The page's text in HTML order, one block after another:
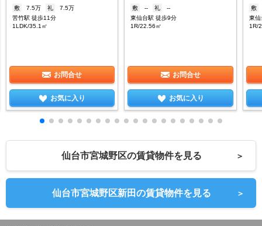
敷 7.5万 礼
7.5万
苦竹駅 徒歩11分
1LDK/35.1㎡
お問合せ
お気に入り
敷 -- 礼
--
東仙台駅 徒歩9分
1R/22.56㎡
お問合せ
お気に入り
敷
東
1R/
仙台市宮城野区の賃貸物件を見る ＞
仙台市宮城野区新田の賃貸物件を見る ＞